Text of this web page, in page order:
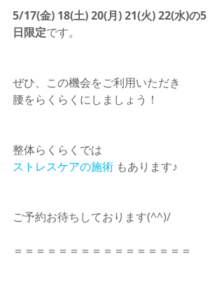
5/17(金) 18(土) 20(月) 21(火) 22(水)の5
日限定です。
ぜひ、この機会をご利用いただき
腰をらくらくにしましょう！
整体らくらくでは
ストレスケアの施術 もあります♪
ご予約お待ちしております(^^)/
＝＝＝＝＝＝＝＝＝＝＝＝＝＝＝＝